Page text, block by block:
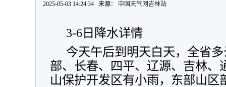
2025-05-03 14:24:34 来源： 中国天气网吉林站
3-6日降水详情
今天午后到明天白天，全省
部、长春、四平、辽源、吉林、
山保护开发区有小雨，东部山区